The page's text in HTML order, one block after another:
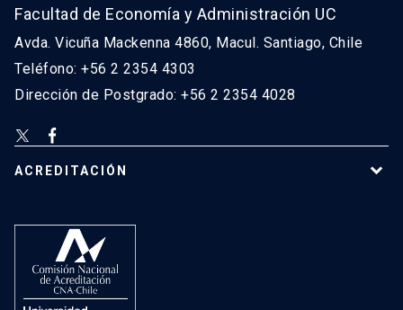
Facultad de Economía y Administración UC
Avda. Vicuña Mackenna 4860, Macul. Santiago, Chile
Teléfono: +56 2 2354 4303
Dirección de Postgrado: +56 2 2354 4028
ACREDITACIÓN